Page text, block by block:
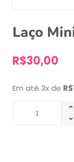
Laço
R$30,00
Em até 3x de R$